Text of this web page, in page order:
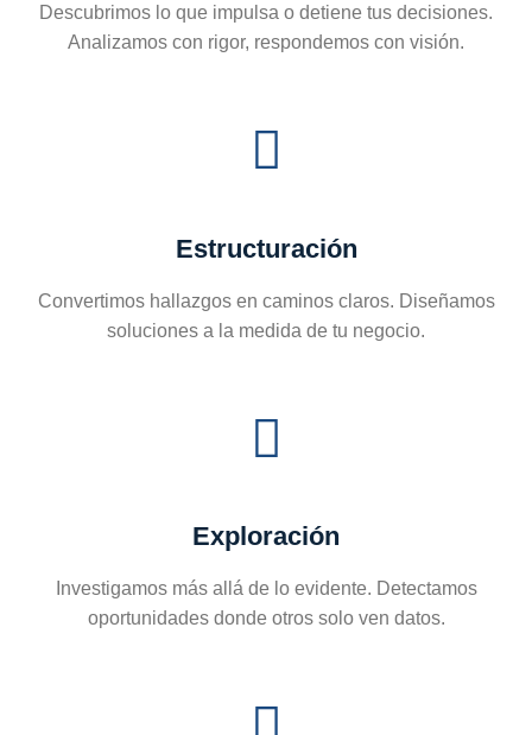
Descubrimos lo que impulsa o detiene tus decisiones.
Analizamos con rigor, respondemos con visión.
Estructuración
Convertimos hallazgos en caminos claros. Diseñamos
soluciones a la medida de tu negocio.
Exploración
Investigamos más allá de lo evidente. Detectamos
oportunidades donde otros solo ven datos.